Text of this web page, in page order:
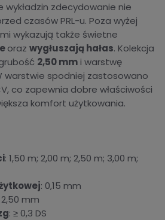
wykładzin zdecydowanie nie
czasów PRL-u. Poza wyżej
wykazują także świetne
oraz wygłuszają hałas. Kolekcja
2,50 mm i warstwę
warstwie spodniej zastosowano
co zapewnia dobre właściwości
komfort użytkowania.
: 1,50 m; 2,00 m; 2,50 m; 3,00 m;
: 0,15 mm
2,50 mm
: ≥ 0,3 DS